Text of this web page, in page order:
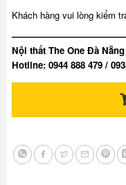
Khách hàng vui lòng kiểm
Nội thất The One Đà
Hotline: 0944 888 479 /